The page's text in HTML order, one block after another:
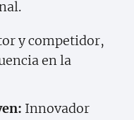
y competidor,
en la
Innovador